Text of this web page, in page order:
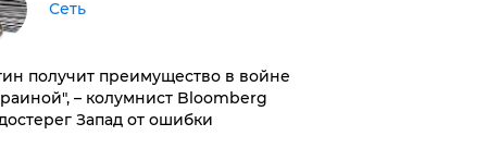
Сеть
получит преимущество в войне
– колумнист Bloomberg
Запад от ошибки